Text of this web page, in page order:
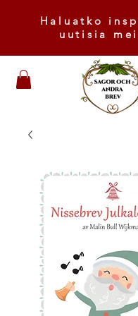
Haluatko
uutisia